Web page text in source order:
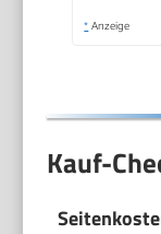
* Anzeige
Kauf-